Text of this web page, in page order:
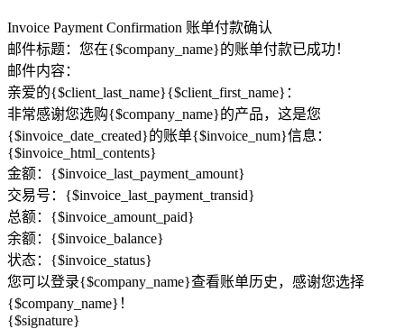
Invoice Payment Confirmation 账单付款确认
邮件标题：您在{$company_name}的账单付款已成功！
邮件内容：
亲爱的{$client_last_name}{$client_first_name}：
非常感谢您选购{$company_name}的产品，这是您
{$invoice_date_created}的账单{$invoice_num}信息：
{$invoice_html_contents}
金额：{$invoice_last_payment_amount}
交易号：{$invoice_last_payment_transid}
总额：{$invoice_amount_paid}
余额：{$invoice_balance}
状态：{$invoice_status}
您可以登录{$company_name}查看账单历史，感谢您选择
{$company_name}！
{$signature}